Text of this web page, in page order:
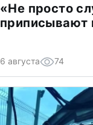
«Не просто
приписывают
6 августа 74